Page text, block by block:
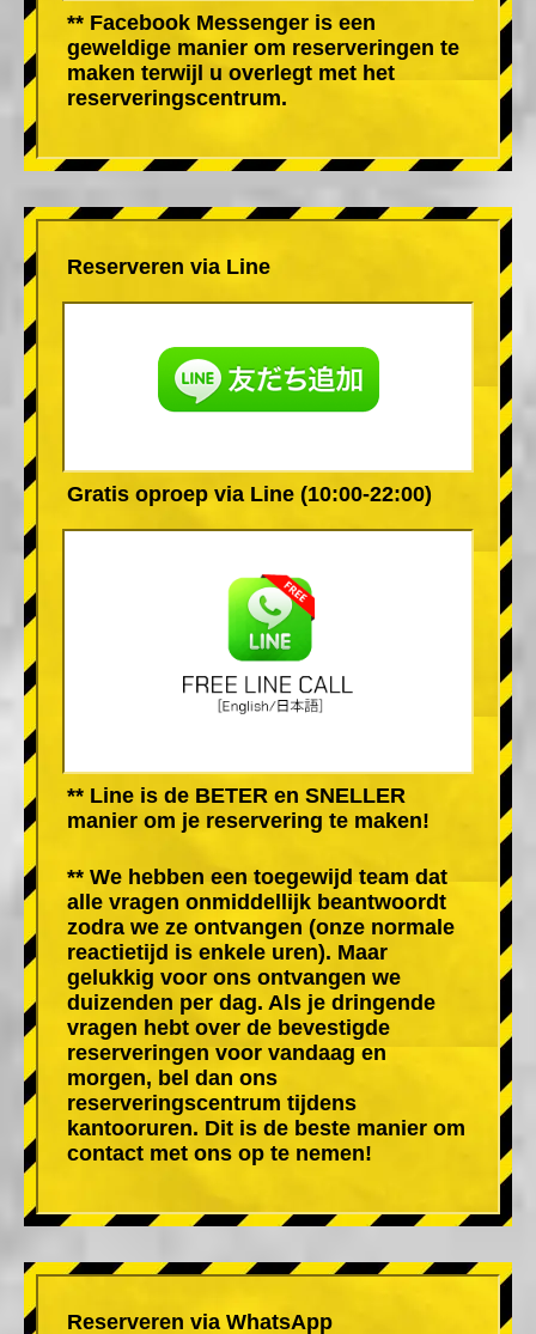
** Facebook Messenger is een
geweldige manier om reserveringen te
maken terwijl u overlegt met het
reserveringscentrum.
Reserveren via Line
Gratis oproep via Line (10:00-22:00)
** Line is de BETER en SNELLER
manier om je reservering te maken!
** We hebben een toegewijd team dat
alle vragen onmiddellijk beantwoordt
zodra we ze ontvangen (onze normale
reactietijd is enkele uren). Maar
gelukkig voor ons ontvangen we
duizenden per dag. Als je dringende
vragen hebt over de bevestigde
reserveringen voor vandaag en
morgen, bel dan ons
reserveringscentrum tijdens
kantooruren. Dit is de beste manier om
contact met ons op te nemen!
Reserveren via WhatsApp